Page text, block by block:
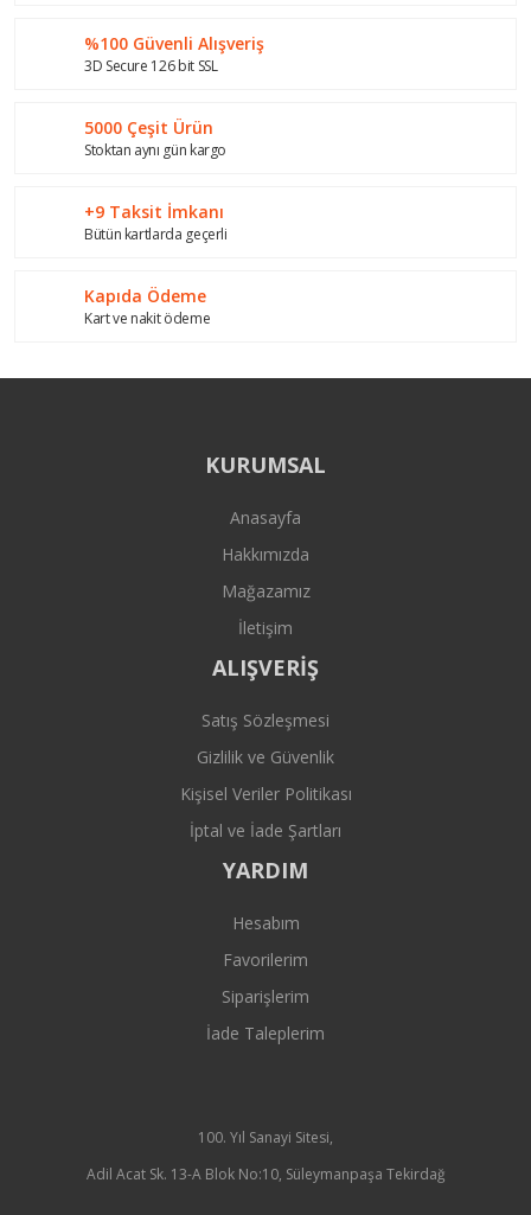
Ürün bilgilerinde hatalar bulunuyor.
Bu ürüne benzer farklı alternatifler olmalı.
%100 Güvenli Alışveriş
3D Secure 126 bit SSL
5000 Çeşit Ürün
Stoktan aynı gün kargo
+9 Taksit İmkanı
Bütün kartlarda geçerli
Kapıda Ödeme
Kart ve nakit ödeme
KURUMSAL
Anasayfa
Hakkımızda
Mağazamız
İletişim
ALIŞVERİŞ
Satış Sözleşmesi
Gizlilik ve Güvenlik
Kişisel Veriler Politikası
İptal ve İade Şartları
YARDIM
Hesabım
Favorilerim
Siparişlerim
İade Taleplerim
100. Yıl Sanayi Sitesi,
Adil Acat Sk. 13-A Blok No:10, Süleymanpaşa Tekirdağ